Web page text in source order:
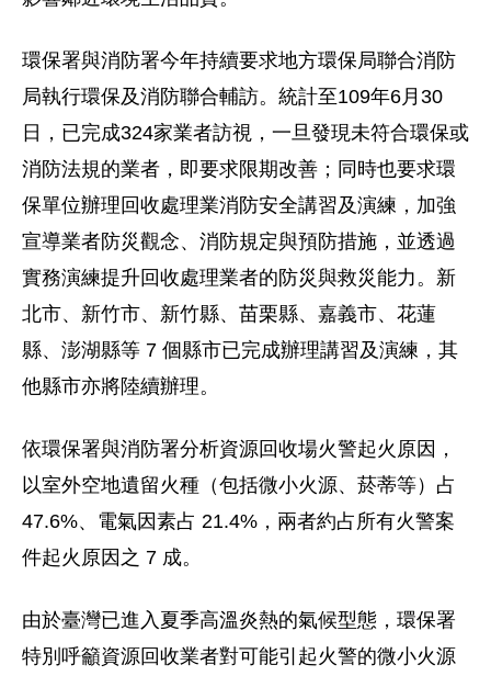
環保署與消防署今年持續要求地方環保局聯合消防
局執行環保及消防聯合輔訪。統計至109年6月 30
日，已完成324家業者訪視，一旦發現未符合環保或
消防法規的業者，即要求限期改善；同時也要求環
保單位辦理回收處理業消防安全講習及演練，加強
宣導業者防災觀念、消防規定與預防措施，並透過
實務演練提升回收處理業者的防災與救災能力。 新
北市、新竹市、新竹縣、苗栗縣、嘉義市、花蓮
縣、澎湖縣等 7 個縣市已完成辦理講習及演練，其
他縣市亦將陸續辦理。
依環保署與消防署分析資源回收場火警起火原因，
以室外空地遺留火種（包括微小火源、菸蒂等）占
47.6%、電氣因素占 21.4%，兩者約占所有火警案
件起火原因之 7 成。
由於臺灣已進入夏季高溫炎熱的氣候型態，環保署
特別呼籲資源回收業者對可能引起火警的微小火源